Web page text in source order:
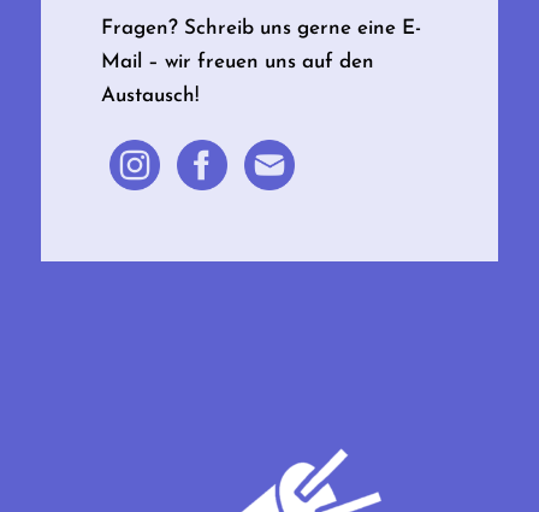
Fragen? Schreib uns gerne eine E-
Mail – wir freuen uns auf den
Austausch!